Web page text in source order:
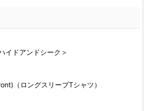
イドアンドシーク＞
（ロングスリーブTシャツ）